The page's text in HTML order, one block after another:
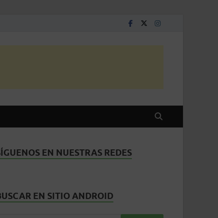
EN NUESTRAS REDES
EN SITIO ANDROID